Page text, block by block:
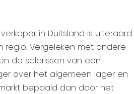
in Duitsland is uiteraard
regio. Vergeleken met andere
de salarissen van een
over het algemeen lager en
bepaald dan door het